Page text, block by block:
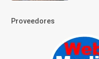
Proveedores